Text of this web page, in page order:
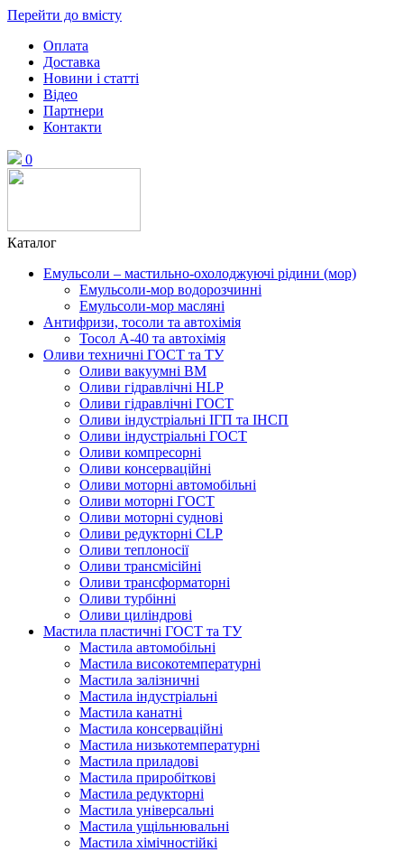
Перейти до вмісту
Оплата
Доставка
Новини і статті
Відео
Партнери
Контакти
0
Каталог
Емульсоли – мастильно-охолоджуючі рідини (мор)
Емульсоли-мор водорозчинні
Емульсоли-мор масляні
Антифризи, тосоли та автохімія
Тосол А-40 та автохімія
Оливи техничні ГОСТ та ТУ
Оливи вакуумні ВМ
Оливи гідравлічні HLP
Оливи гідравлічні ГОСТ
Оливи індустріальні ІГП та ІНСП
Оливи індустріальні ГОСТ
Оливи компресорні
Оливи консерваційні
Оливи моторні автомобільні
Оливи моторні ГОСТ
Оливи моторні суднові
Оливи редукторні CLP
Оливи теплоносії
Оливи трансмісійні
Оливи трансформаторні
Оливи турбінні
Оливи циліндрові
Мастила пластичні ГОСТ та ТУ
Мастила автомобільні
Мастила високотемпературні
Мастила залізничні
Мастила індустріальні
Мастила канатні
Мастила консерваційні
Мастила низькотемпературні
Мастила приладові
Мастила приробіткові
Мастила редукторні
Мастила універсальні
Мастила ущільнювальні
Мастила хімічностійкі